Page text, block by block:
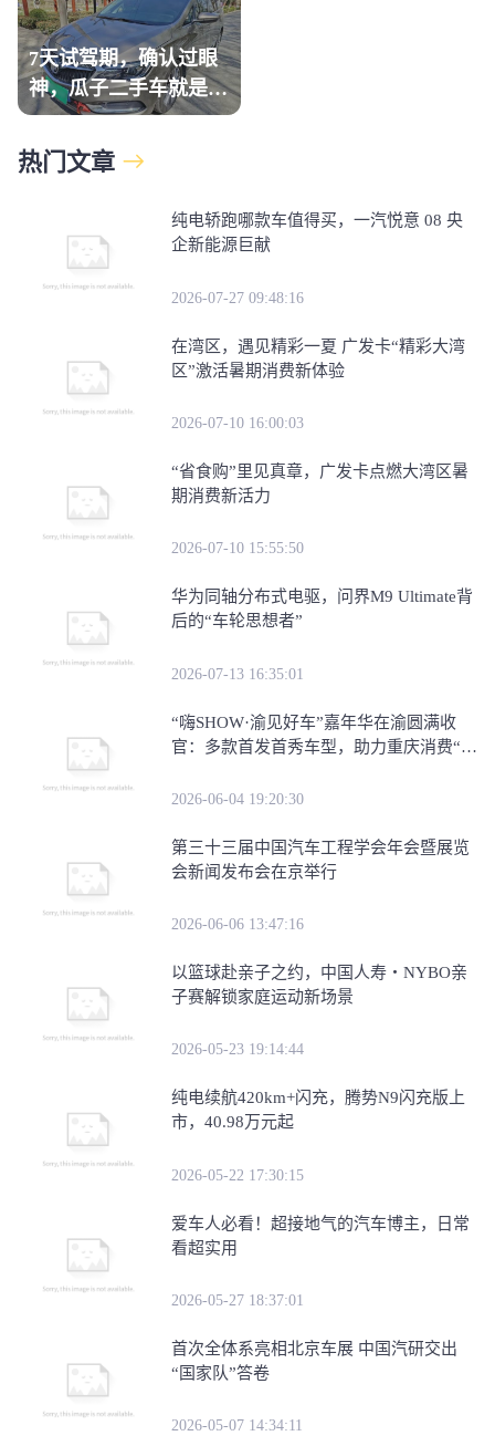
7天试驾期，确认过眼
神，瓜子二手车就是那
个“对的人”
热门文章
纯电轿跑哪款车值得买，一汽悦意 08 央
企新能源巨献
2026-07-27 09:48:16
在湾区，遇见精彩一夏 广发卡“精彩大湾
区”激活暑期消费新体验
2026-07-10 16:00:03
“省食购”里见真章，广发卡点燃大湾区暑
期消费新活力
2026-07-10 15:55:50
华为同轴分布式电驱，问界M9 Ultimate背
后的“车轮思想者”
2026-07-13 16:35:01
​“嗨SHOW·渝见好车”嘉年华在渝圆满收
官：多款首发首秀车型，助力重庆消费“三
2026-06-04 19:20:30
第三十三届中国汽车工程学会年会暨展览
会新闻发布会在京举行
2026-06-06 13:47:16
​以篮球赴亲子之约，中国人寿・NYBO亲
子赛解锁家庭运动新场景
2026-05-23 19:14:44
纯电续航420km+闪充，腾势N9闪充版上
市，40.98万元起
2026-05-22 17:30:15
爱车人必看！超接地气的汽车博主，日常
看超实用
2026-05-27 18:37:01
首次全体系亮相北京车展 中国汽研交出
“国家队”答卷
2026-05-07 14:34:11